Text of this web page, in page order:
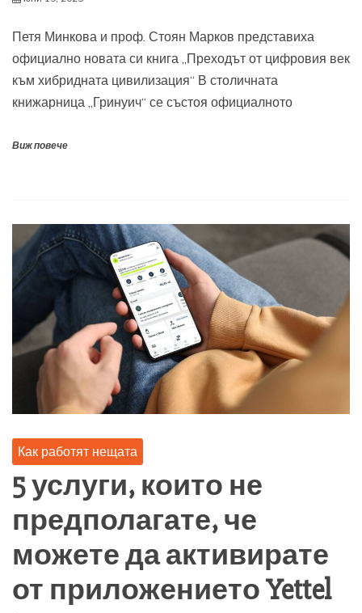
Петя Минкова и проф. Стоян Марков представиха
официално новата си книга „Преходът от цифровия век
към хибридната цивилизация“ В столичната
книжарница „Гринуич“ се състоя официалното
Виж повече
Как работят нещата
5 услуги, които не
предполагате, че
можете да активирате
от приложението Yettel